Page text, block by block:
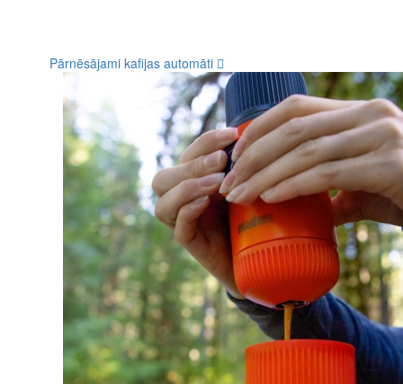
Pārnēsājami kafijas automāti